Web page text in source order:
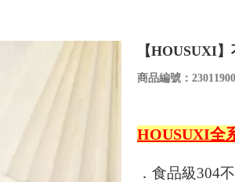
【HOUSUXI
商品編號：
HOUSUXI全
．食品級304